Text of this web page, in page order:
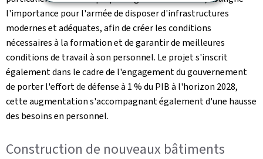
l'importance pour l'armée de disposer d'infrastructures
modernes et adéquates, afin de créer les conditions
nécessaires à la formation et de garantir de meilleures
conditions de travail à son personnel. Le projet s'inscrit
également dans le cadre de l'engagement du gouvernement
de porter l'effort de défense à 1 % du PIB à l'horizon 2028,
cette augmentation s'accompagnant également d'une hausse
des besoins en personnel.
Construction de nouveaux bâtiments